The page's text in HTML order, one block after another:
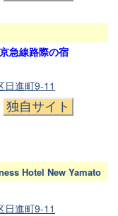
急線路際の宿
日進町9-11
独自サイト
Hotel New Yamato
日進町9-11